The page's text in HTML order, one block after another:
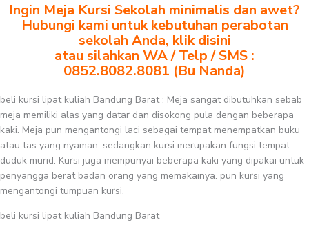
Ingin Meja Kursi Sekolah minimalis dan awet?
Hubungi kami untuk kebutuhan perabotan
sekolah Anda, klik disini
atau silahkan WA / Telp / SMS :
0852.8082.8081 (Bu Nanda)
beli kursi lipat kuliah Bandung Barat : Meja sangat dibutuhkan sebab
meja memiliki alas yang datar dan disokong pula dengan beberapa
kaki. Meja pun mengantongi laci sebagai tempat menempatkan buku
atau tas yang nyaman. sedangkan kursi merupakan fungsi tempat
duduk murid. Kursi juga mempunyai beberapa kaki yang dipakai untuk
penyangga berat badan orang yang memakainya. pun kursi yang
mengantongi tumpuan kursi.
beli kursi lipat kuliah Bandung Barat